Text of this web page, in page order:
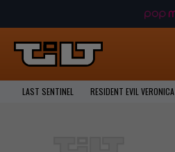
LAST SENTINEL RESIDENT EVIL VERONICA